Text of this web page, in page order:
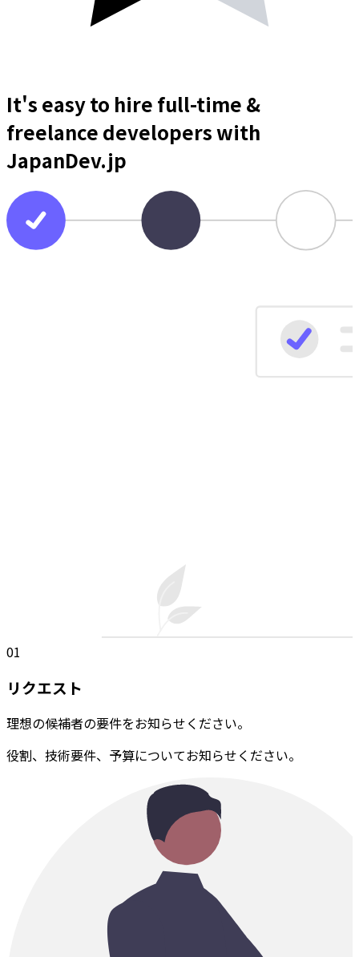
It's easy to hire full-time &
freelance developerswith
JapanDev.jp
01
リクエスト
理想の候補者の要件をお知らせください。
役割、技術要件、予算についてお知らせください。